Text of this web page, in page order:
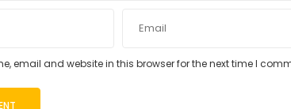
email and website in this browser for the next time I